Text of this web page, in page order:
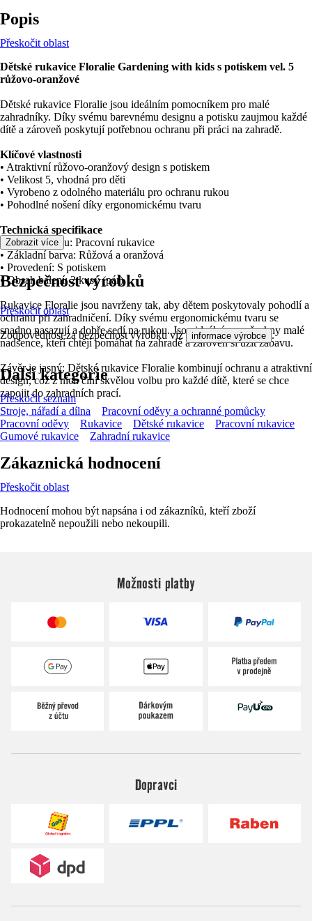
Popis
Přeskočit oblast
Dětské rukavice Floralie Gardening with kids s potiskem vel. 5
růžovo-oranžové
Dětské rukavice Floralie jsou ideálním pomocníkem pro malé
zahradníky. Díky svému barevnému designu a potisku zaujmou každé
dítě a zároveň poskytují potřebnou ochranu při práci na zahradě.
Klíčové vlastnosti
• Atraktivní růžovo-oranžový design s potiskem
• Velikost 5, vhodná pro děti
• Vyrobeno z odolného materiálu pro ochranu rukou
• Pohodlné nošení díky ergonomickému tvaru
Technická specifikace
• Druh výrobku: Pracovní rukavice
• Základní barva: Růžová a oranžová
• Provedení: S potiskem
• Obsah balení: 2 kusy (pár)
Rukavice Floralie jsou navrženy tak, aby dětem poskytovaly pohodlí a
ochranu při zahradničení. Díky svému ergonomickému tvaru se
snadno nasazují a dobře sedí na rukou. Jsou ideální pro všechny malé
nadšence, kteří chtějí pomáhat na zahradě a zároveň si užít zábavu.
Závěr je jasný: Dětské rukavice Floralie kombinují ochranu a atraktivní
design, což z nich činí skvělou volbu pro každé dítě, které se chce
zapojit do zahradních prací.
Zobrazit více
Bezpečnost výrobků
Přeskočit oblast
Zodpovědnost za bezpečnost výrobku viz informace výrobce .
Další kategorie
Přeskočit seznam
Stroje, nářadí a dílna
Pracovní oděvy a ochranné pomůcky
Pracovní oděvy
Rukavice Dětské rukavice
Pracovní rukavice
Gumové rukavice
Zahradní rukavice
Zákaznická hodnocení
Přeskočit oblast
Hodnocení mohou být napsána i od zákazníků, kteří zboží
prokazatelně nepoužili nebo nekoupili.
Možnosti platby
Dopravci